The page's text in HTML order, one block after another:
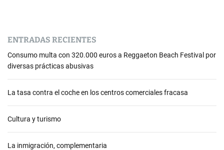
ENTRADAS RECIENTES
Consumo multa con 320.000 euros a Reggaeton Beach Festival por
diversas prácticas abusivas
La tasa contra el coche en los centros comerciales fracasa
Cultura y turismo
La inmigración, complementaria